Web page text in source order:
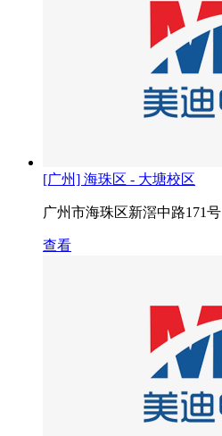
[广州] 海珠区 - 大塘校区
广州市海珠区新滘中路171号
查看